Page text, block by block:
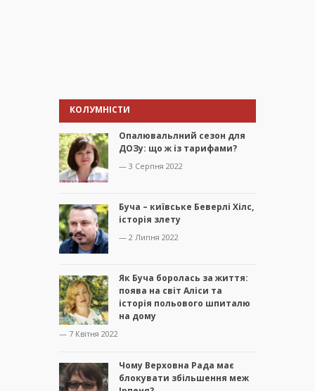
КОЛУМНІСТИ
Опалювальлний сезон для
ДОЗу: що ж із тарифами?
— 3 Серпня 2022
Буча – київське Беверлі Хілс,
історія злету
— 2 Липня 2022
Як Буча боролась за життя:
поява на світ Аліси та
історія польового шпиталю
на дому
— 7 Квітня 2022
Чому Верховна Рада має
блокувати збільшення меж